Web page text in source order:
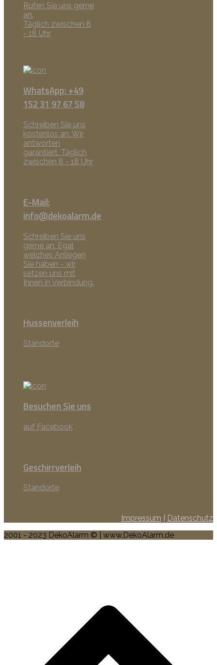
Rufen Sie uns gerne
an.
Täglich zwischen 8
- 18 Uhr
WhatsApp: +49
152 31 97 67 58
Schreiben Sie uns
kostenlos an. Wir
antworten
garantiert. Täglich
zwischen 8 - 18 Uhr
E-Mail:
info@dekoalarm.de
Schreiben Sie uns
gerne an. Egal
welches Anliegen
Sie haben - wir
setzen uns mit
Ihnen in Verbindung.
Hussenverleih
Standorte
Besuchen Sie uns
auf Facebook
Geschirrverleih
Standorte
Impressum
Datenschutz
2001 - 2023 DekoAlarm © | www.DekoAlarm.de